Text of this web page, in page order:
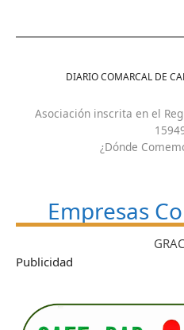
DIARIO COMARCAL DE
Asociación inscrita en el
¿Dónde
Empresas
Publicidad